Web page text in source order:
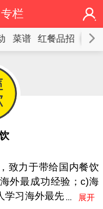
栏
菜谱 红餐品招
致力于带给国内餐饮
外最成功经验；c)海
学习海外最先